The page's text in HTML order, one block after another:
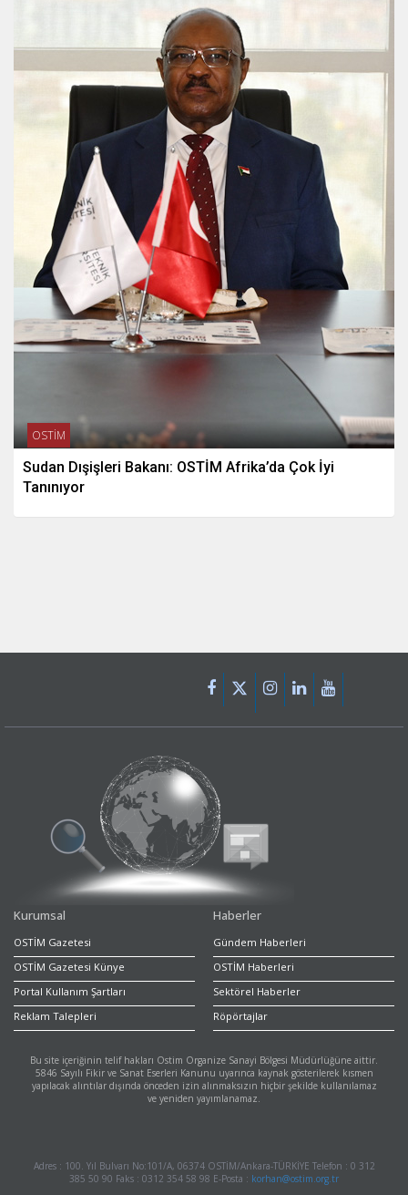
OSTİM
Sudan Dışişleri Bakanı: OSTİM Afrika’da Çok İyi
Tanınıyor
Kurumsal
OSTİM Gazetesi
OSTİM Gazetesi Künye
Portal Kullanım Şartları
Reklam Talepleri
Haberler
Gündem Haberleri
OSTİM Haberleri
Sektörel Haberler
Röpörtajlar
Bu site içeriğinin telif hakları Ostim Organize Sanayi Bölgesi Müdürlüğüne aittir.
5846 Sayılı Fikir ve Sanat Eserleri Kanunu uyarınca kaynak gösterilerek kısmen
yapılacak alıntılar dışında önceden izin alınmaksızın hiçbir şekilde kullanılamaz
ve yeniden yayımlanamaz.
Adres : 100. Yıl Bulvarı No:101/A, 06374 OSTİM/Ankara-TÜRKİYE Telefon : 0 312
385 50 90 Faks : 0312 354 58 98 E-Posta : korhan@ostim.org.tr